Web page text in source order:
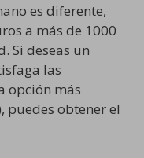
es diferente,
a más de 1000
Si deseas un
las
opción más
puedes obtener el